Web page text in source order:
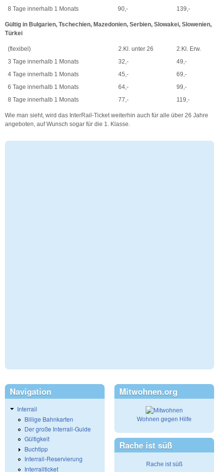
8 Tage innerhalb 1 Monats 90,- 139,-
Gültig in Bulgarien, Tschechien, Mazedonien, Serbien, Slowakei, Slowenien,
Türkei
(flexibel) 2.Kl. unter 26
2.Kl. Erw.
3 Tage innerhalb 1 Monats
32,-
49,-
4 Tage innerhalb 1 Monats
45,-
69,-
6 Tage innerhalb 1 Monats
64,-
99,-
8 Tage innerhalb 1 Monats
77,- 119,-
Wie man sieht, wird das InterRail-Ticket weiterhin auch für alle über 26 Jahre
angeboten, auf Wunsch sogar für die 1. Klasse.
Navigation
Interrail
Billige Bahnkarten
Der große Interrail-Guide
Gültigkeit
Buchtipp
Interrail-Reservierung
Interrailticket
Mitwohnen.org
Wohnen gegen Hilfe
Rache ist süß
Rache ist süß